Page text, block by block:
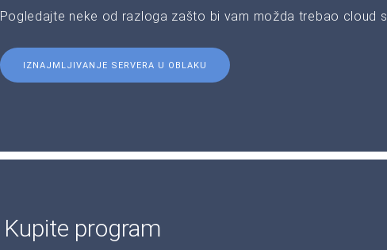
Pogledajte neke od razloga zašto bi vam možda trebao cloud
IZNAJMLJIVANJE SERVERA U OBLAKU
Kupite program